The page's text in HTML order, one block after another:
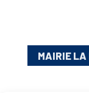
MAIRIE LA